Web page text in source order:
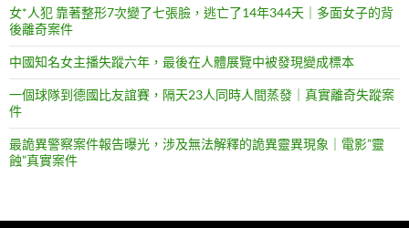
女*人犯 靠著整形7次變了七張臉，逃亡了14年344天｜多面女子的背
後離奇案件
中國知名女主播失蹤六年，最後在人體展覽中被發現變成標本
一個球隊到德國比友誼賽，隔天23人同時人間蒸發｜真實離奇失蹤案
件
最詭異警察案件報告曝光，涉及無法解釋的詭異靈異現象｜電影”靈
蝕”真實案件